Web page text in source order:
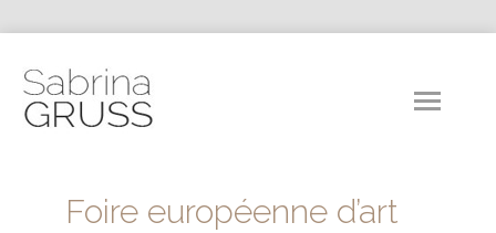
Foire européenne d’art